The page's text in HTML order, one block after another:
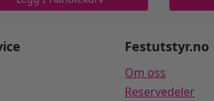
Festutstyr.no
Om oss
Reservedeler